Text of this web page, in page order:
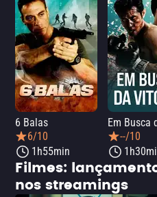
6 Balas
6/10
1h55min
--/10
Filmes:
nos streamings